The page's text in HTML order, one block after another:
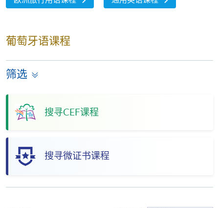
葡萄牙语课程
筛选
搜寻CEF课程
搜寻微证书课程